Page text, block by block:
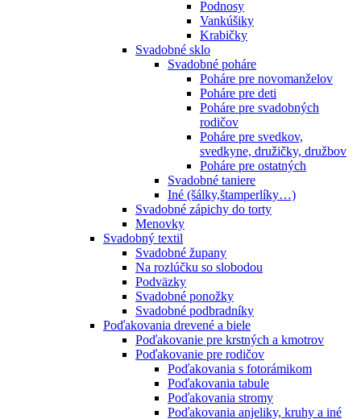
Podnosy
Vankúšiky
Krabičky
Svadobné sklo
Svadobné poháre
Poháre pre novomanželov
Poháre pre deti
Poháre pre svadobných
rodičov
Poháre pre svedkov,
svedkyne, družičky, družbov
Poháre pre ostatných
Svadobné taniere
Iné (šálky,štamperlíky…)
Svadobné zápichy do torty
Menovky
Svadobný textil
Svadobné župany
Na rozlúčku so slobodou
Podväzky
Svadobné ponožky
Svadobné podbradníky
Poďakovania drevené a biele
Poďakovanie pre krstných a kmotrov
Poďakovanie pre rodičov
Poďakovania s fotorámikom
Poďakovania tabule
Poďakovania stromy
Poďakovania anjeliky, kruhy a iné